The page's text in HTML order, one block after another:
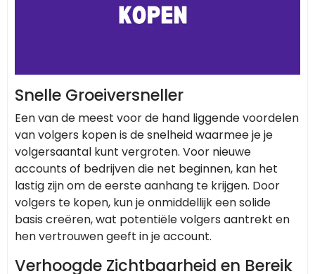
Snelle Groeiversneller
Een van de meest voor de hand liggende voordelen
van volgers kopen is de snelheid waarmee je je
volgersaantal kunt vergroten. Voor nieuwe
accounts of bedrijven die net beginnen, kan het
lastig zijn om de eerste aanhang te krijgen. Door
volgers te kopen, kun je onmiddellijk een solide
basis creëren, wat potentiële volgers aantrekt en
hen vertrouwen geeft in je account.
Verhoogde Zichtbaarheid en Bereik